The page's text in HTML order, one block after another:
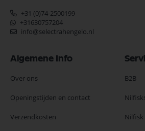
+31 (0)74-2500199
+31630757204
info@selectrahengelo.nl
Algemene Info
Over ons
Openingstijden en contact
Verzendkosten
B2B
Nilfisk